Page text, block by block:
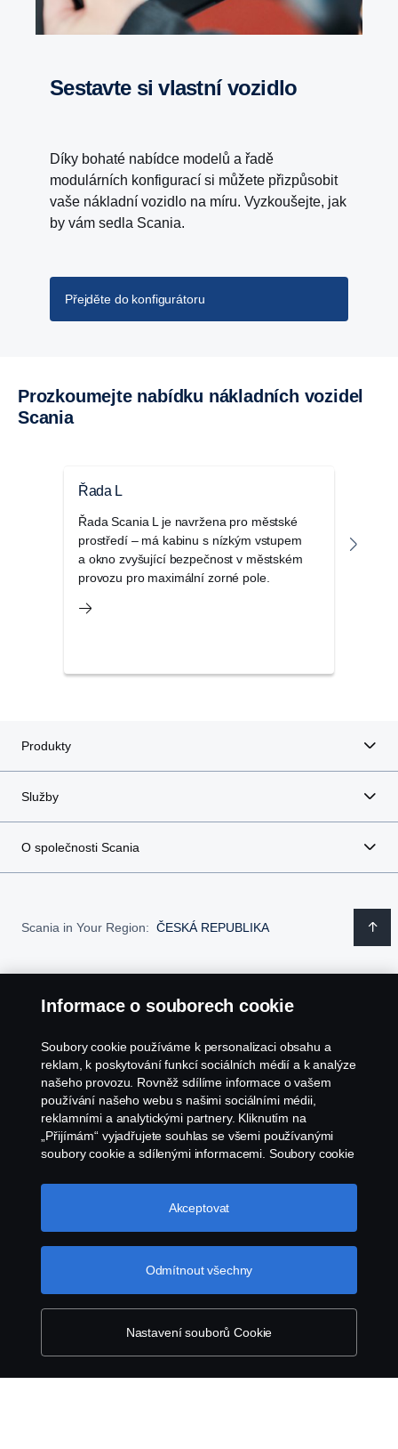
Sestavte si vlastní vozidlo
Díky bohaté nabídce modelů a řadě
modulárních konfigurací si můžete přizpůsobit
vaše nákladní vozidlo na míru. Vyzkoušejte, jak
by vám sedla Scania.
Přejděte do konfigurátoru
Prozkoumejte nabídku nákladních vozidel
Scania
Řada L
Řada Scania L je navržena pro městské
prostředí – má kabinu s nízkým vstupem
a okno zvyšující bezpečnost v městském
provozu pro maximální zorné pole.
Produkty
Služby
O společnosti Scania
Scania in Your Region: ČESKÁ REPUBLIKA
Ochrana osobních údajů
Kontaktujte nás
Všeobecné obchodní podmínky
Informace o souborech cookie
Soubory cookie používáme k personalizaci obsahu a
reklam, k poskytování funkcí sociálních médií a k analýze
našeho provozu. Rovněž sdílíme informace o vašem
používání našeho webu s našimi sociálními médii,
reklamními a analytickými partnery. Kliknutím na
„Přijímám“ vyjadřujete souhlas se všemi používanými
soubory cookie a sdílenými informacemi. Soubory cookie
cookie“ a výběrem kategorií, které chcete přijmout.
Podrobnější vysvětlení toho, jak používáme soubory
Nastavení souborů Cookie
Odmítnout všechny
Akceptovat